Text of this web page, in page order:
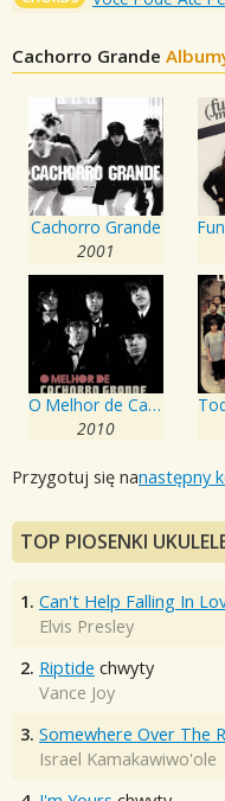
Cachorro Grande
Cachorro Grande
2001
O Melhor de Cachorro Grande
2010
Przygotuj się nanastępny
TOP PIOSENKI
1. Can't Help Falling In
Elvis Presley
2. Riptide chwyty
Vance Joy
3. Somewhere Over The
Israel Kamakawiwo'ole